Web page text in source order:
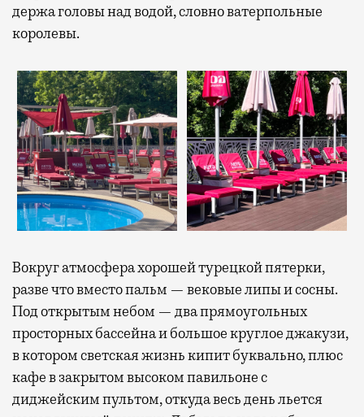
держа головы над водой, словно ватерпольные
королевы.
Вокруг атмосфера хорошей турецкой пятерки,
разве что вместо пальм — вековые липы и сосны.
Под открытым небом — два прямоугольных
просторных бассейна и большое круглое джакузи,
в котором светская жизнь кипит буквально, плюс
кафе в закрытом высоком павильоне с
диджейским пультом, откуда весь день льется